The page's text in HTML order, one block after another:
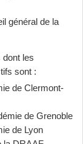
général de la
dont les
sont :
de Clermont-
de Grenoble
de Lyon